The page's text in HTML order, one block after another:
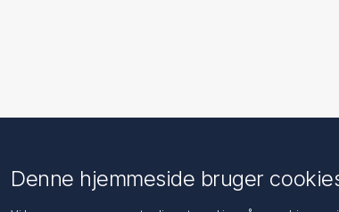
Information
Denne hjemmeside bruger